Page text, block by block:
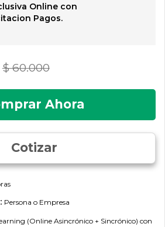
Online con
Pagos.
$ 60.000
Ahora
Cotizar
Persona o Empresa
(Online Asincrónico + Sincrónico) con